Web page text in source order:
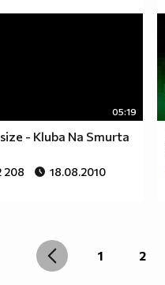
05:19
- Kluba Na Smurta
208 18.08.2010
1 2